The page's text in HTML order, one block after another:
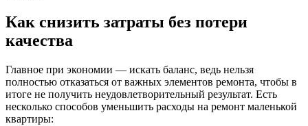
Как снизить затраты без потери
качества
Главное при экономии — искать баланс, ведь нельзя
полностью отказаться от важных элементов ремонта, чтобы в
итоге не получить неудовлетворительный результат. Есть
несколько способов уменьшить расходы на ремонт маленькой
квартиры: